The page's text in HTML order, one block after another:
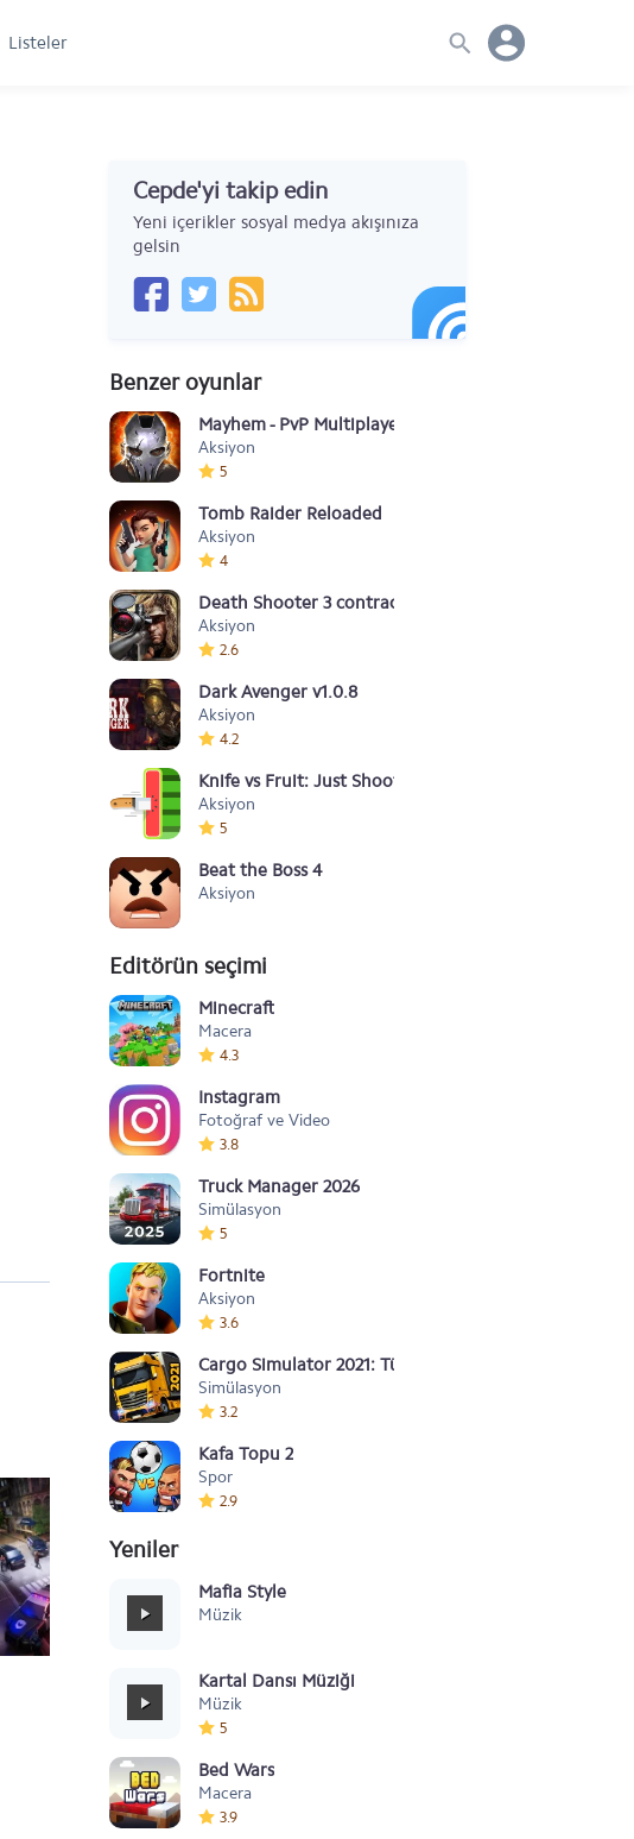
Listeler
Cepde'yi takip edin
Yeni içerikler sosyal medya akışınıza
gelsin
Benzer oyunlar
Mayhem - PvP Multiplayer Arena
Aksiyon
5
Tomb Raider Reloaded
Aksiyon
4
Death Shooter 3 contract killer
Aksiyon
2.6
Dark Avenger v1.0.8
Aksiyon
4.2
Knife vs Fruit: Just Shoot It!
Aksiyon
5
Beat the Boss 4
Aksiyon
Editörün seçimi
Minecraft
Macera
4.3
Instagram
Fotoğraf ve Video
3.8
Truck Manager 2026
Simülasyon
5
Fortnite
Aksiyon
3.6
Cargo Simulator 2021: Türkiye
Simülasyon
3.2
Kafa Topu 2
Spor
2.9
Yeniler
Mafia Style
Müzik
Kartal Dansı Müziği
Müzik
5
Bed Wars
Macera
3.9